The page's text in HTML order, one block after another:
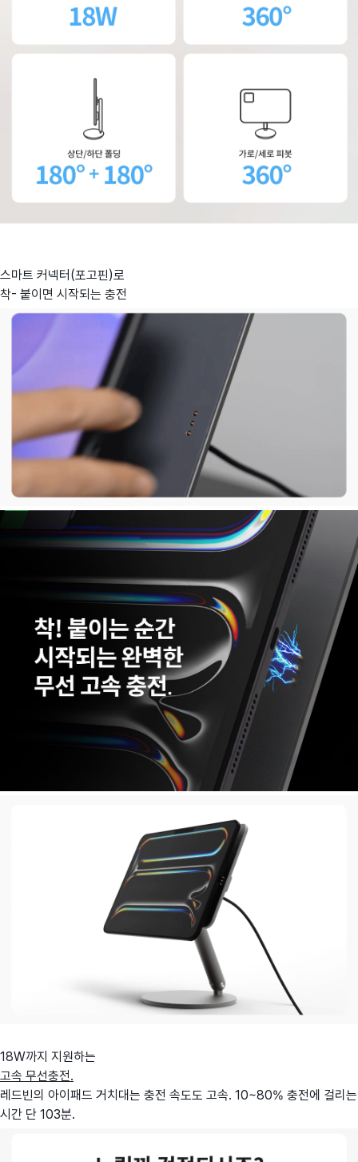
스마트 커넥터(포고핀)로
착- 붙이면 시작되는 충전
18W까지 지원하는
고속 무선충전.
레드빈의 아이패드 거치대는 충전 속도도 고속. 10~80% 충전에 걸리는
시간 단 103분.